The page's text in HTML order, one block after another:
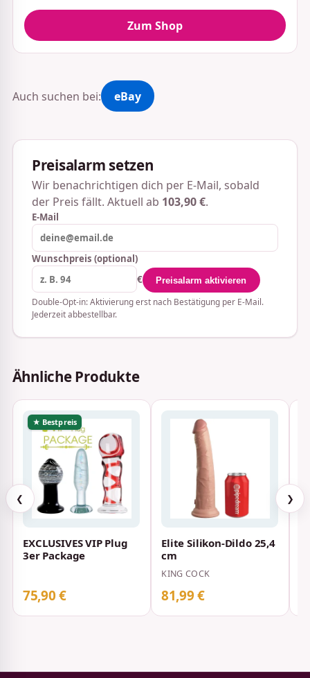
Zum Shop
Auch suchen bei: eBay
Preisalarm setzen
Wir benachrichtigen dich per E-Mail, sobald
der Preis fällt. Aktuell ab 103,90 €.
E-Mail
Wunschpreis (optional)
€
Preisalarm aktivieren
Double-Opt-in: Aktivierung erst nach Bestätigung per E-Mail.
Jederzeit abbestellbar.
Ähnliche Produkte
❮
★ Bestpreis
EXCLUSIVES VIP Plug
3er Package
75,90 €
Elite Silikon-Dildo 25,4
cm
KING COCK
81,99 €
❯